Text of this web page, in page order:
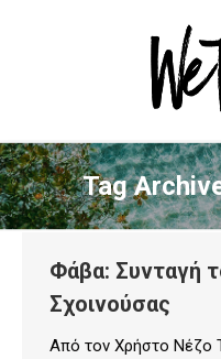
Tag
Φάβα: Συνταγή
Σχοινούσας
Από τον Χρήστο Νέζο